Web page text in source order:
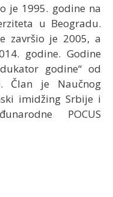
je 1995. godine na
u Beogradu.
završio je 2005, a
godine. Godine
godine“ od
Član je Naučnog
imidžing Srbije i
POCUS